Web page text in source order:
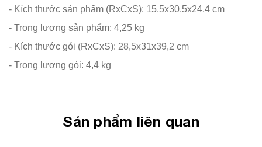
- Kích thước sản phẩm (RxCxS): 15,5x30,5x24,4 cm
- Trọng lượng sản phẩm: 4,25 kg
- Kích thước gói (RxCxS): 28,5x31x39,2 cm
- Trọng lượng gói: 4,4 kg
Sản phẩm liên quan